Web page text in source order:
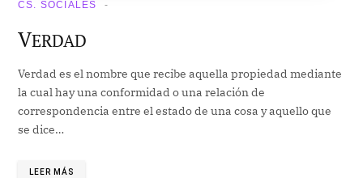
CS. SOCIALES
VERDAD
Verdad es el nombre que recibe aquella propiedad mediante
la cual hay una conformidad o una relación de
correspondencia entre el estado de una cosa y aquello que
se dice…
LEER MÁS